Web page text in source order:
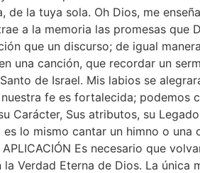
la tuya sola. Oh Dios, me
a la memoria las promesas
que un discurso; de igual
una canción, que recordar un
de Israel. Mis labios se
fe es fortalecida; podemos
Carácter, Sus atributos, su
lo mismo cantar un himno o una
Es necesario que
Verdad Eterna de Dios. La